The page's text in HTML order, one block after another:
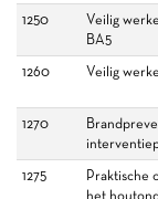
1250
Veilig
BA5
1260
Veilig
1270
1275
Praktische
het